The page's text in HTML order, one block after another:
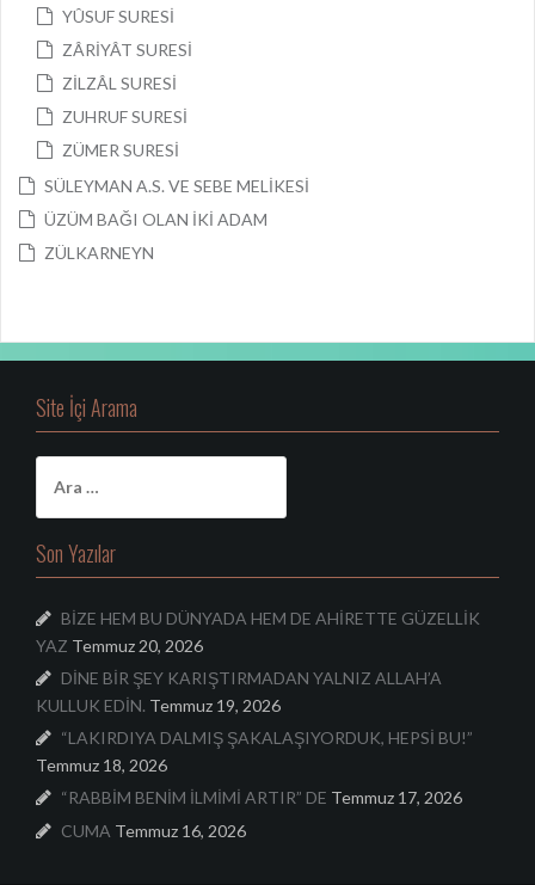
YÛSUF SURESİ
ZÂRİYÂT SURESİ
ZİLZÂL SURESİ
ZUHRUF SURESİ
ZÜMER SURESİ
SÜLEYMAN A.S. VE SEBE MELİKESİ
ÜZÜM BAĞI OLAN İKİ ADAM
ZÜLKARNEYN
Site İçi Arama
a
m
a
Son Yazılar
BİZE HEM BU DÜNYADA HEM DE AHİRETTE GÜZELLİK
YAZ Temmuz 20, 2026
DİNE BİR ŞEY KARIŞTIRMADAN YALNIZ ALLAH’A
KULLUK EDİN. Temmuz 19, 2026
“LAKIRDIYA DALMIŞ ŞAKALAŞIYORDUK, HEPSİ BU!”
Temmuz 18, 2026
“RABBİM BENİM İLMİMİ ARTIR” DE Temmuz 17, 2026
CUMA Temmuz 16, 2026